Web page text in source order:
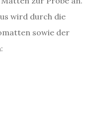
wird durch die
sowie der